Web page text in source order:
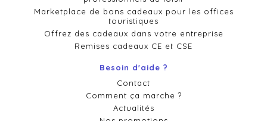
Marketplace de bons cadeaux pour les offices
touristiques
Offrez des cadeaux dans votre entreprise
Remises cadeaux CE et CSE
Besoin d'aide ?
Contact
Comment ça marche ?
Actualités